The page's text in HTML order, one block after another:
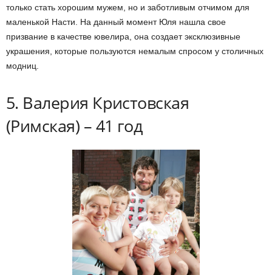
только стать хорошим мужем, но и заботливым отчимом для
маленькой Насти. На данный момент Юля нашла свое
призвание в качестве ювелира, она создает эксклюзивные
украшения, которые пользуются немалым спросом у столичных
модниц.
5. Валерия Кристовская
(Римская) – 41 год